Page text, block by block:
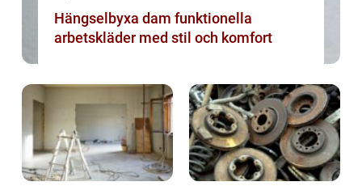
Hängselbyxa dam funktionella
arbetskläder med stil och komfort